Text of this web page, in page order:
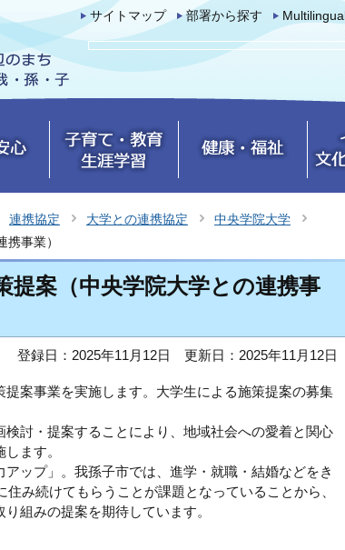
サイトマップ 部署から探す Multilingual
連携協定 大学との連携協定
中央学院大学
事業）
提案（中央学院大学との連携事
登録日：2025年11月12日 更新日：2025年11月12日
案事業を実施します。大学生による施策提案の募集
討・提案することにより、地域社会への愛着と関心
ます。
ップ」。我孫子市では、進学・就職・結婚などをき
み続けてもらうことが課題となっていることから、
組みの提案を期待しています。